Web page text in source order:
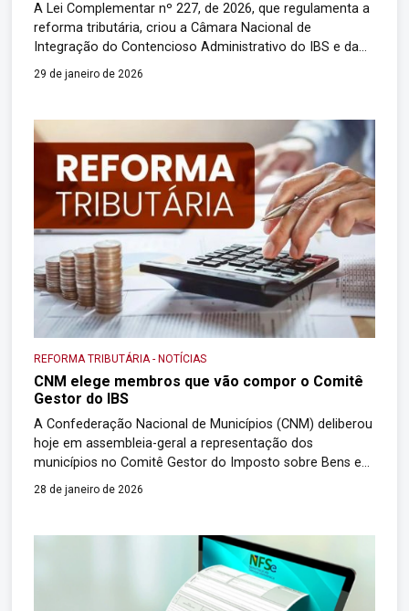
A Lei Complementar nº 227, de 2026, que regulamenta a
reforma tributária, criou a Câmara Nacional de
Integração do Contencioso Administrativo do IBS e da
CBS (Imposto e Contribuição sobre Bens e Serviços).
reforma tributária. Esse formato não constava no […]
29 de janeiro de 2026
REFORMA TRIBUTÁRIA -NOTÍCIAS
CNM elege membros que vão compor o Comitê
Gestor do IBS
A Confederação Nacional de Municípios (CNM) deliberou
hoje em assembleia-geral a representação dos
municípios no Comitê Gestor do Imposto sobre Bens e
Serviços (IBS). O órgão vai administrar a arrecadação do
novo tributo, que substituirá o ISS e o ICMS. A entidade é
membros para compor […]
28 de janeiro de 2026